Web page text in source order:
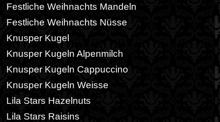
Festliche Weihnachts Mandeln
Festliche Weihnachts Nüsse
Knusper Kugel
Knusper Kugeln Alpenmilch
Knusper Kugeln Cappuccino
Knusper Kugeln Weisse
Lila Stars Hazelnuts
Lila Stars Raisins